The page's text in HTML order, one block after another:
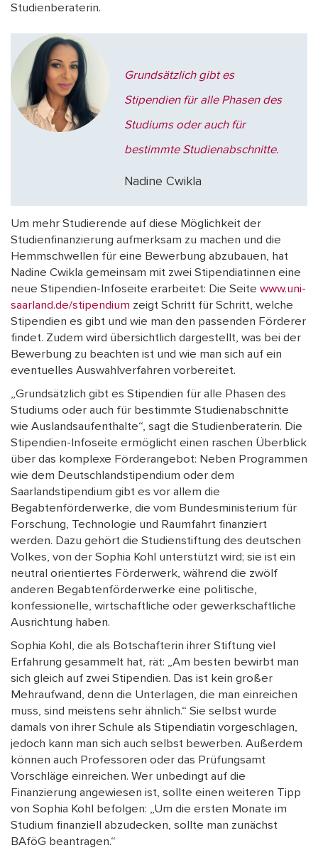
Studienberaterin.
Grundsätzlich gibt es
Stipendien für alle Phasen des
Studiums oder auch für
bestimmte Studienabschnitte.
Nadine Cwikla
Um mehr Studierende auf diese Möglichkeit der
Studienfinanzierung aufmerksam zu machen und die
Hemmschwellen für eine Bewerbung abzubauen, hat
Nadine Cwikla gemeinsam mit zwei Stipendiatinnen eine
neue Stipendien-Infoseite erarbeitet: Die Seite www.uni-
saarland.de/stipendium zeigt Schritt für Schritt, welche
Stipendien es gibt und wie man den passenden Förderer
findet. Zudem wird übersichtlich dargestellt, was bei der
Bewerbung zu beachten ist und wie man sich auf ein
eventuelles Auswahlverfahren vorbereitet.
„Grundsätzlich gibt es Stipendien für alle Phasen des
Studiums oder auch für bestimmte Studienabschnitte
wie Auslandsaufenthalte“, sagt die Studienberaterin. Die
Stipendien-Infoseite ermöglicht einen raschen Überblick
über das komplexe Förderangebot: Neben Programmen
wie dem Deutschlandstipendium oder dem
Saarlandstipendium gibt es vor allem die
Begabtenförderwerke, die vom Bundesministerium für
Forschung, Technologie und Raumfahrt finanziert
werden. Dazu gehört die Studienstiftung des deutschen
Volkes, von der Sophia Kohl unterstützt wird; sie ist ein
neutral orientiertes Förderwerk, während die zwölf
anderen Begabtenförderwerke eine politische,
konfessionelle, wirtschaftliche oder gewerkschaftliche
Ausrichtung haben.
Sophia Kohl, die als Botschafterin ihrer Stiftung viel
Erfahrung gesammelt hat, rät: „Am besten bewirbt man
sich gleich auf zwei Stipendien. Das ist kein großer
Mehraufwand, denn die Unterlagen, die man einreichen
muss, sind meistens sehr ähnlich.“ Sie selbst wurde
damals von ihrer Schule als Stipendiatin vorgeschlagen,
jedoch kann man sich auch selbst bewerben. Außerdem
können auch Professoren oder das Prüfungsamt
Vorschläge einreichen. Wer unbedingt auf die
Finanzierung angewiesen ist, sollte einen weiteren Tipp
von Sophia Kohl befolgen: „Um die ersten Monate im
Studium finanziell abzudecken, sollte man zunächst
BAföG beantragen.“